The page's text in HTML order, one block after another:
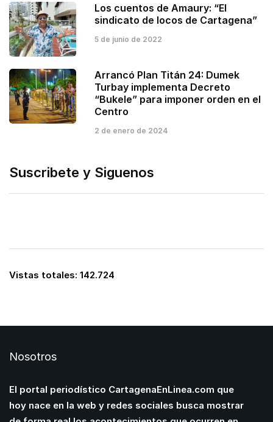
Los cuentos de Amaury: “El
sindicato de locos de Cartagena”
5 de junio de 2022
Arrancó Plan Titán 24: Dumek
Turbay implementa Decreto
“Bukele” para imponer orden en el
Centro
2 de enero de 2024
Suscribete y Siguenos
Vistas totales: 142.724
Nosotros
El portal periodístico CartagenaEnLinea.com que
hoy nace en la web y redes sociales busca mostrar